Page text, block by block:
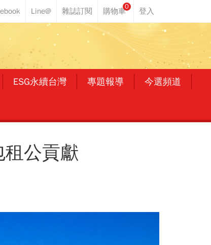
0
ESG永續台灣 專題報導 今選頻道
公貢獻